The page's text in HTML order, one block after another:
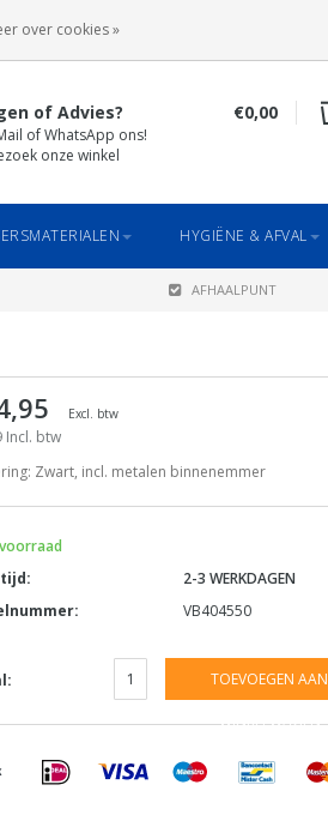
of Advies?
of WhatsApp ons!
onze winkel
€0,00
HYGIËNE & AFVAL
AFHAALPUNT
Excl. btw
Incl. btw
Zwart, incl. metalen binnenemmer
2-3 WERKDAGEN
VB404550
TOEVOEGEN AAN
WINKELWAGEN
over cookies »